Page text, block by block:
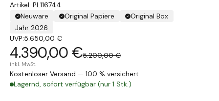
Artikel: PL116744
Neuware
Original Papiere
Original Box
Jahr 2026
UVP:5.650,00 €
4.390,00 €5.200,00 €
inkl. MwSt.
Kostenloser Versand — 100 % versichert
Lagernd, sofort verfügbar (nur 1 Stk.)